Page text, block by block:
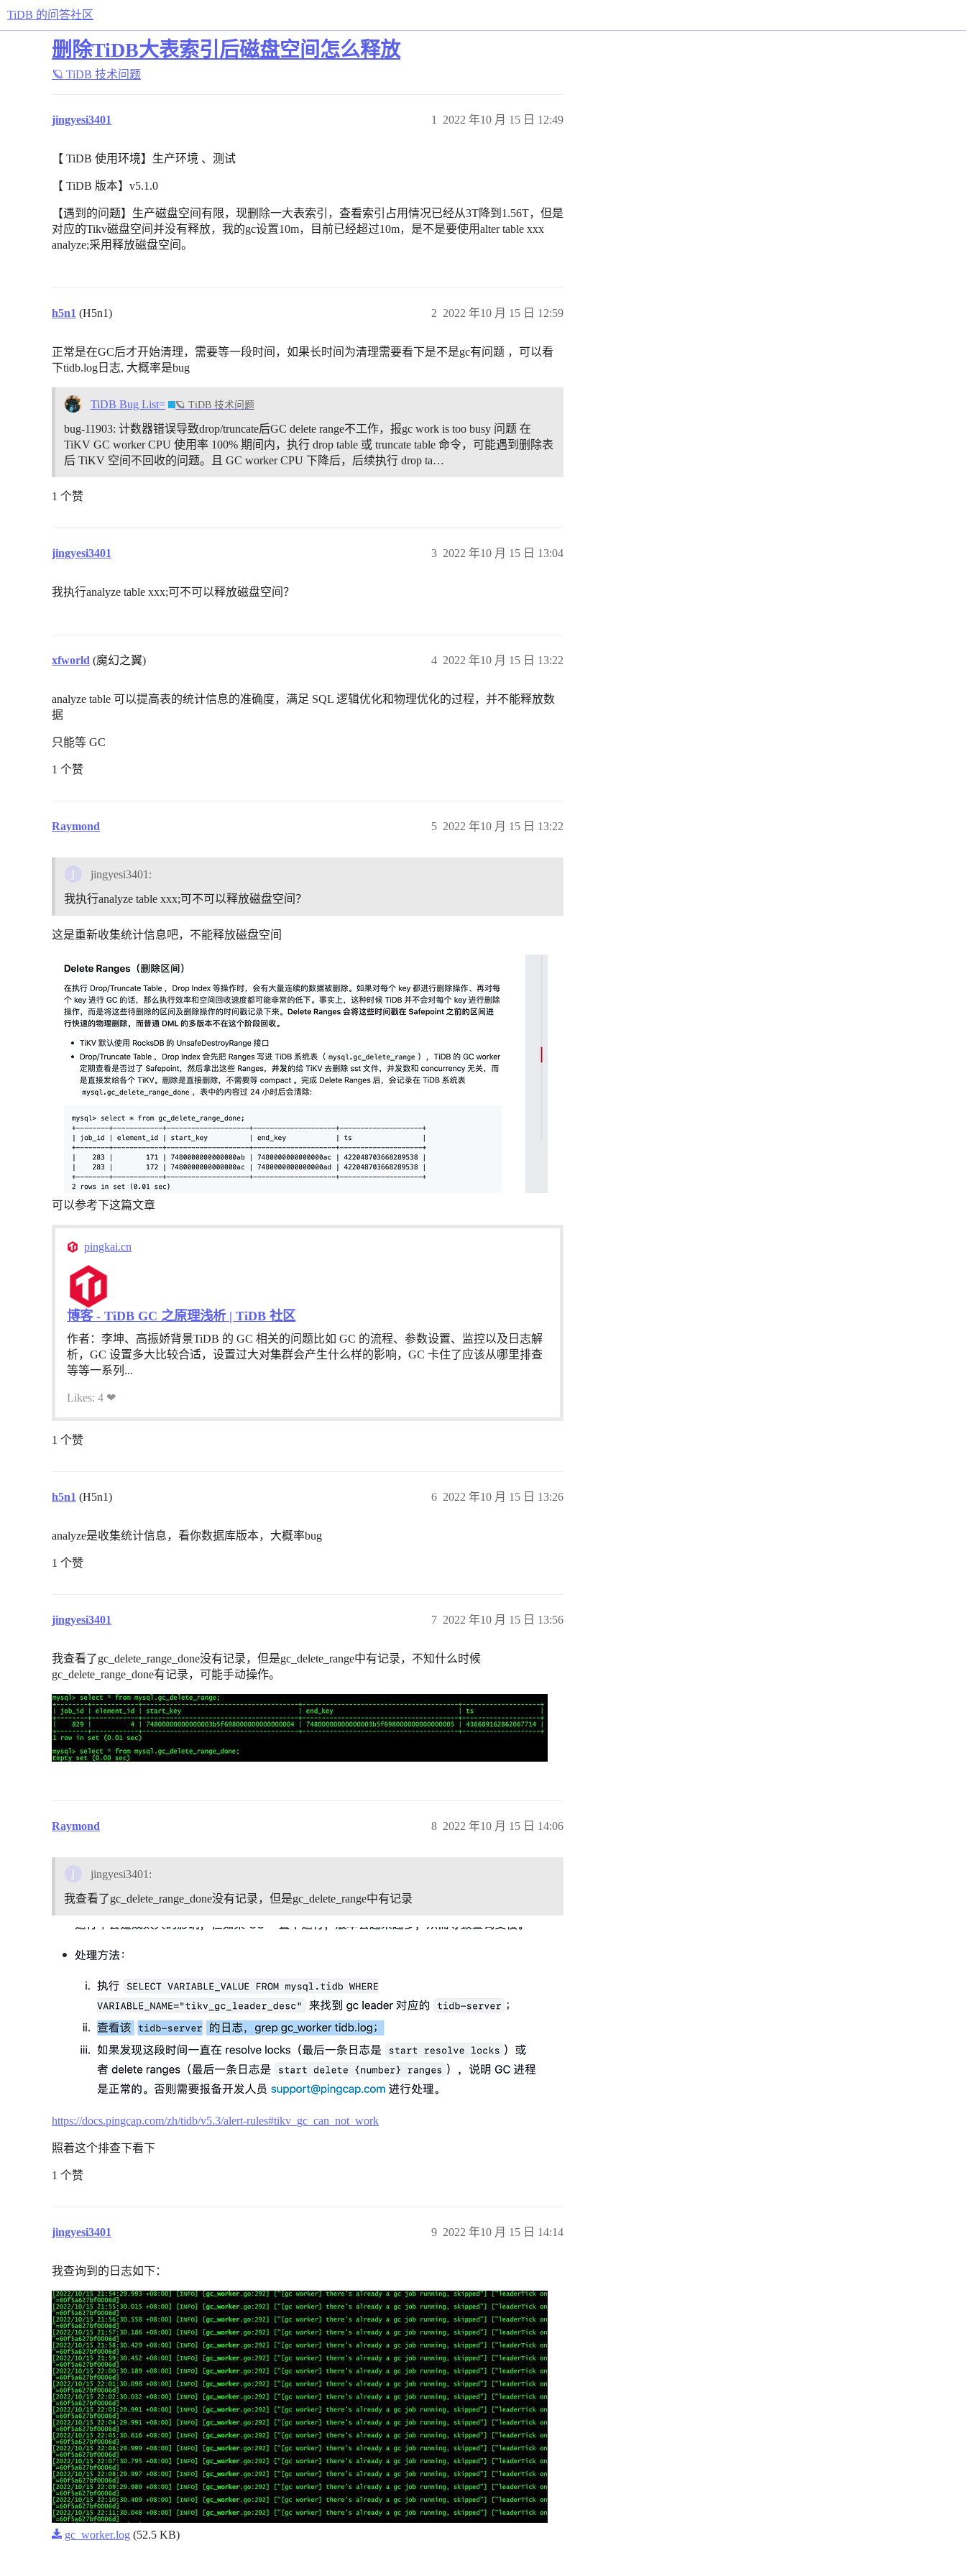
TiDB 的问答社区
删除TiDB大表索引后磁盘空间怎么释放
🪐 TiDB 技术问题
jingyesi3401 2022 年10 月 15 日 12:49
1
【 TiDB 使用环境】生产环境 、测试
【 TiDB 版本】v5.1.0
【遇到的问题】生产磁盘空间有限，现删除一大表索引，查看索引占用情况已经从3T降到1.56T，但是
对应的Tikv磁盘空间并没有释放，我的gc设置10m，目前已经超过10m，是不是要使用alter table xxx
analyze;采用释放磁盘空间。
h5n1 (H5n1) 2022 年10 月 15 日 12:59
2
正常是在GC后才开始清理，需要等一段时间，如果长时间为清理需要看下是不是gc有问题 ，可以看
下tidb.log日志, 大概率是bug
TiDB Bug List= 🪐 TiDB 技术问题
bug-11903: 计数器错误导致drop/truncate后GC delete range不工作，报gc work is too busy 问题 在
TiKV GC worker CPU 使用率 100% 期间内，执行 drop table 或 truncate table 命令，可能遇到删除表
后 TiKV 空间不回收的问题。且 GC worker CPU 下降后，后续执行 drop ta…
1 个赞
jingyesi3401 2022 年10 月 15 日 13:04
3
我执行analyze table xxx;可不可以释放磁盘空间？
xfworld (魔幻之翼) 2022 年10 月 15 日 13:22
4
analyze table 可以提高表的统计信息的准确度，满足 SQL 逻辑优化和物理优化的过程，并不能释放数
据
只能等 GC
1 个赞
Raymond 2022 年10 月 15 日 13:22
5
jingyesi3401:
我执行analyze table xxx;可不可以释放磁盘空间？
这是重新收集统计信息吧，不能释放磁盘空间
可以参考下这篇文章
pingkai.cn
博客 - TiDB GC 之原理浅析 | TiDB 社区
作者：李坤、高振娇背景TiDB 的 GC 相关的问题比如 GC 的流程、参数设置、监控以及日志解
析，GC 设置多大比较合适，设置过大对集群会产生什么样的影响，GC 卡住了应该从哪里排查
等等一系列...
Likes: 4 ❤
1 个赞
h5n1 (H5n1) 2022 年10 月 15 日 13:26
6
analyze是收集统计信息，看你数据库版本，大概率bug
1 个赞
jingyesi3401 2022 年10 月 15 日 13:56
7
我查看了gc_delete_range_done没有记录，但是gc_delete_range中有记录，不知什么时候
gc_delete_range_done有记录，可能手动操作。
Raymond 2022 年10 月 15 日 14:06
8
jingyesi3401:
我查看了gc_delete_range_done没有记录，但是gc_delete_range中有记录
https://docs.pingcap.com/zh/tidb/v5.3/alert-rules#tikv_gc_can_not_work
照着这个排查下看下
1 个赞
jingyesi3401 2022 年10 月 15 日 14:14
9
我查询到的日志如下：
gc_worker.log (52.5 KB)